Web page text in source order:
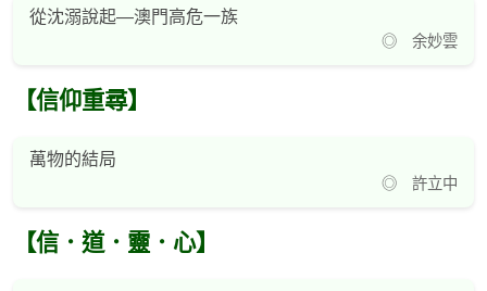
從沈溺說起—澳門高危一族
◎ 余妙雲
【信仰重尋】
萬物的結局
◎ 許立中
【信．道．靈．心】